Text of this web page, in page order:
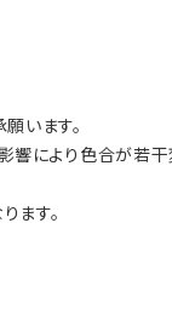
います。
により色合が若干
ます。